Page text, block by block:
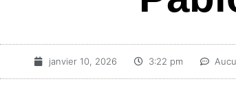
janvier 10, 2026 3:22 pm